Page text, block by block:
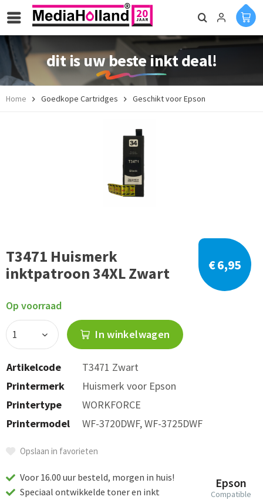
dit is uw beste inkt deal!
Home Goedkope Cartridges Geschikt voor Epson
T3471 Huismerk
inktpatroon 34XL Zwart
€ 6,95
Op voorraad
In winkelwagen
Artikelcode
T3471 Zwart
Printermerk
Huismerk voor Epson
Printertype
WORKFORCE
Printermodel
WF-3720DWF, WF-3725DWF
Opslaan in favorieten
Epson
Compatible
Voor 16.00 uur besteld, morgen in huis!
Speciaal ontwikkelde toner en inkt